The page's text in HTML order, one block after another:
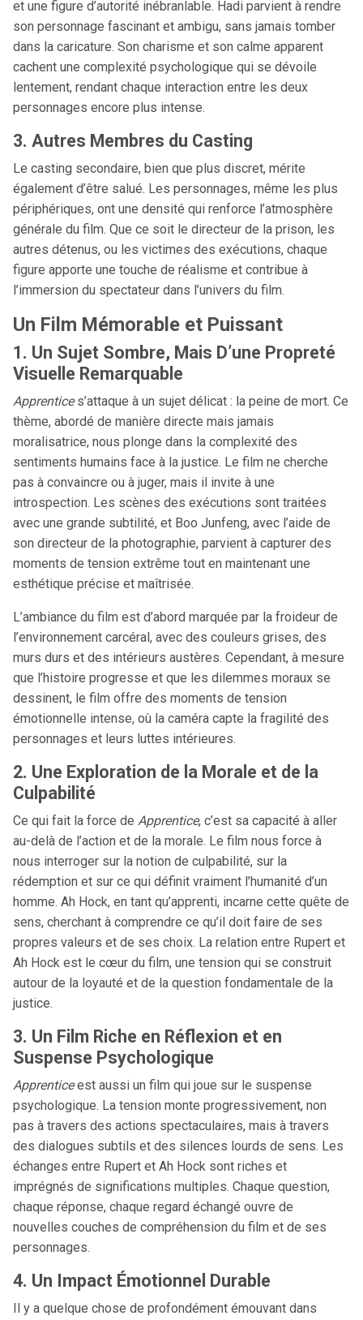
et une figure d’autorité inébranlable. Hadi parvient à rendre
son personnage fascinant et ambigu, sans jamais tomber
dans la caricature. Son charisme et son calme apparent
cachent une complexité psychologique qui se dévoile
lentement, rendant chaque interaction entre les deux
personnages encore plus intense.
3. Autres Membres du Casting
Le casting secondaire, bien que plus discret, mérite
également d’être salué. Les personnages, même les plus
périphériques, ont une densité qui renforce l’atmosphère
générale du film. Que ce soit le directeur de la prison, les
autres détenus, ou les victimes des exécutions, chaque
figure apporte une touche de réalisme et contribue à
l’immersion du spectateur dans l’univers du film.
Un Film Mémorable et Puissant
1. Un Sujet Sombre, Mais D’une Propreté
Visuelle Remarquable
Apprentices’attaque à un sujet délicat : la peine de mort. Ce
thème, abordé de manière directe mais jamais
moralisatrice, nous plonge dans la complexité des
sentiments humains face à la justice. Le film ne cherche
pas à convaincre ou à juger, mais il invite à une
introspection. Les scènes des exécutions sont traitées
avec une grande subtilité, et Boo Junfeng, avec l’aide de
son directeur de la photographie, parvient à capturer des
moments de tension extrême tout en maintenant une
esthétique précise et maîtrisée.
L’ambiance du film est d’abord marquée par la froideur de
l’environnement carcéral, avec des couleurs grises, des
murs durs et des intérieurs austères. Cependant, à mesure
que l’histoire progresse et que les dilemmes moraux se
dessinent, le film offre des moments de tension
émotionnelle intense, où la caméra capte la fragilité des
personnages et leurs luttes intérieures.
2. Une Exploration de la Morale et de la
Culpabilité
Ce qui fait la force de Apprentice, c’est sa capacité à aller
au-delà de l’action et de la morale. Le film nous force à
nous interroger sur la notion de culpabilité, sur la
rédemption et sur ce qui définit vraiment l’humanité d’un
homme. Ah Hock, en tant qu’apprenti, incarne cette quête de
sens, cherchant à comprendre ce qu’il doit faire de ses
propres valeurs et de ses choix. La relation entre Rupert et
Ah Hock est le cœur du film, une tension qui se construit
autour de la loyauté et de la question fondamentale de la
justice.
3. Un Film Riche en Réflexion et en
Suspense Psychologique
Apprenticeest aussi un film qui joue sur le suspense
psychologique. La tension monte progressivement, non
pas à travers des actions spectaculaires, mais à travers
des dialogues subtils et des silences lourds de sens. Les
échanges entre Rupert et Ah Hock sont riches et
imprégnés de significations multiples. Chaque question,
chaque réponse, chaque regard échangé ouvre de
nouvelles couches de compréhension du film et de ses
personnages.
4. Un Impact Émotionnel Durable
Il y a quelque chose de profondément émouvant dans